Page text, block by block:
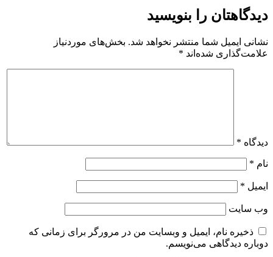
دیدگاهتان را بنویسید
نشانی ایمیل شما منتشر نخواهد شد. بخش‌های موردنیاز
علامت‌گذاری شده‌اند *
دیدگاه *
نام *
ایمیل *
وب‌ سایت
ذخیره نام، ایمیل و وبسایت من در مرورگر برای زمانی که
دوباره دیدگاهی می‌نویسم.